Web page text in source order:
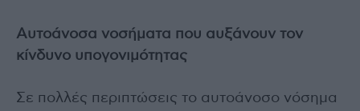
Αυτοάνοσα νοσήματα που αυξάνουν τον
κίνδυνο υπογονιμότητας
Σε πολλές περιπτώσεις το αυτοάνοσο νόσημα